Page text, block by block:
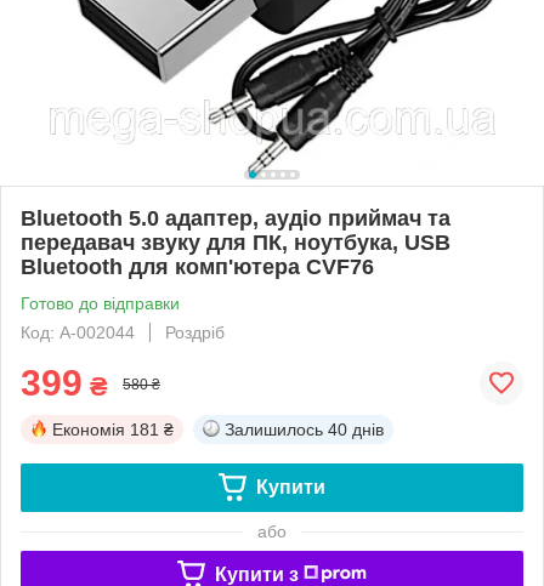
Bluetooth 5.0 адаптер, аудіо приймач та
передавач звуку для ПК, ноутбука, USB
Bluetooth для комп'ютера CVF76
Готово до відправки
Код: А-002044
Роздріб
399 ₴ 580 ₴
Економія 181 ₴ Залишилось 40 днів
Купити
або
Купити з